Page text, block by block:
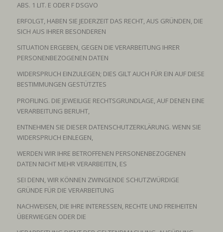
ABS. 1 LIT. E ODER F DSGVO
ERFOLGT, HABEN SIE JEDERZEIT DAS RECHT, AUS GRÜNDEN, DIE
SICH AUS IHRER BESONDEREN
SITUATION ERGEBEN, GEGEN DIE VERARBEITUNG IHRER
PERSONENBEZOGENEN DATEN
WIDERSPRUCH EINZULEGEN; DIES GILT AUCH FÜR EIN AUF DIESE
BESTIMMUNGEN GESTÜTZTES
PROFILING. DIE JEWEILIGE RECHTSGRUNDLAGE, AUF DENEN EINE
VERARBEITUNG BERUHT,
ENTNEHMEN SIE DIESER DATENSCHUTZERKLÄRUNG. WENN SIE
WIDERSPRUCH EINLEGEN,
WERDEN WIR IHRE BETROFFENEN PERSONENBEZOGENEN
DATEN NICHT MEHR VERARBEITEN, ES
SEI DENN, WIR KÖNNEN ZWINGENDE SCHUTZWÜRDIGE
GRÜNDE FÜR DIE VERARBEITUNG
NACHWEISEN, DIE IHRE INTERESSEN, RECHTE UND FREIHEITEN
ÜBERWIEGEN ODER DIE